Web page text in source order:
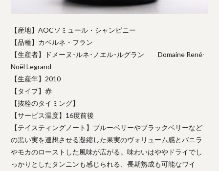
【産地】AOCソミュール・シャンピニー
【品種】カベルネ・フラン
【生産者】ドメーヌ･ルネ･ノエル･ルグラン Domaine René-
Noël Legrand
【生産年】2010
【タイプ】赤
【抜栓のタイミング】
【サービス温度】16度前後
【テイスティングノート】ブルーベリーやブラックベリーなど
の黒い実を連想させる凝縮した果実のヴォリューム感とバニラ
やモカのローストした風味が広がる。味わいはややドライでし
っかりとしたタンニンも感じられる、長期熟成も可能なワイ